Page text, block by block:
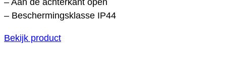
– Beschermingsklasse IP44
Bekijk product